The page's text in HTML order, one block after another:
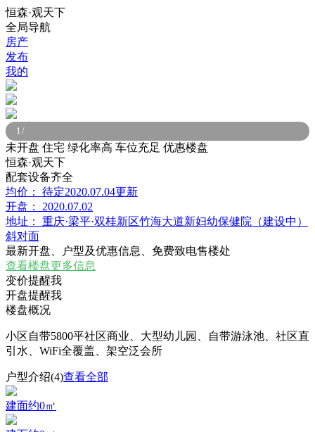
恒森·观天下
全局导航
房产
发布
我的
1/
未开盘 住宅 绿化率高 车位充足 优惠楼盘
恒森·观天下
配套设备齐全
均价：
待定2020.07.04更新
开盘：
2020.07.02
地址：
重庆·梁平·双桂新区竹海大道新妇幼保健院（建设中）
斜对面
最新开盘、户型及优惠信息、免费致电售楼处
查看楼盘更多信息
变价提醒我
开盘提醒我
楼盘概况
小区自带5800平社区商业、大型幼儿园、自带游泳池、社区直
引水、WiFi全覆盖、架空泛会所
户型介绍(4)查看全部
建面约0㎡